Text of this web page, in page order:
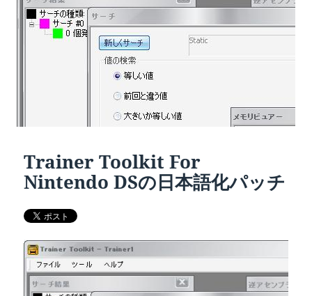
Trainer Toolkit For
Nintendo DSの日本語化パッチ